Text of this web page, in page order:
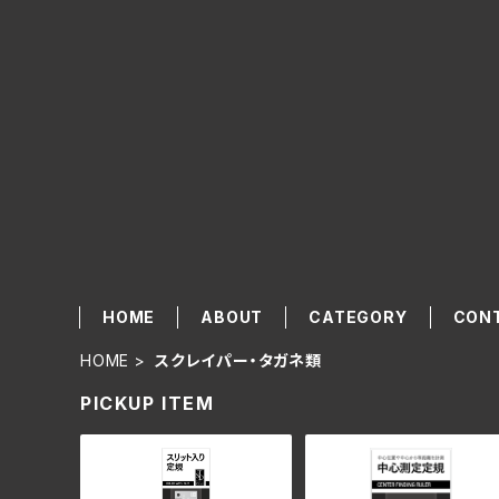
HOME ABOUT CATEGORY
HOME スクレイパー・タガネ類
PICKUP ITEM